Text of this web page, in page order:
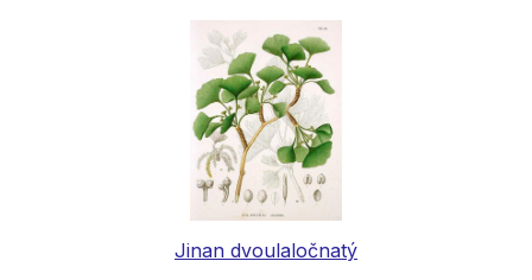
Jinan dvoulaločnatý